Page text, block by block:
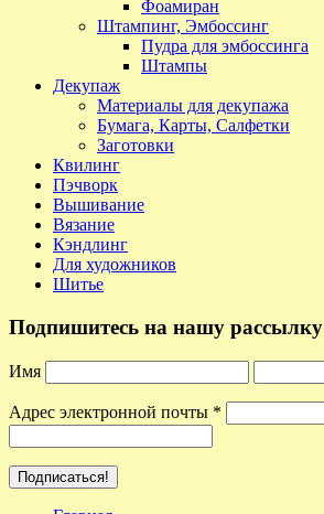
Фоамиран
Штампинг, Эмбоссинг
Пудра для эмбоссинга
Штампы
Декупаж
Материалы для декупажа
Бумага, Карты, Салфетки
Заготовки
Квилинг
Пэчворк
Вышивание
Вязание
Кэндлинг
Для художников
Шитье
Подпишитесь на нашу рассылку
Имя
Адрес электронной почты *